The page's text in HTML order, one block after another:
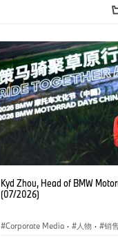
Kyd Zhou, Head of BMW
(07/2026)
Corporate Media · 人物 · 销